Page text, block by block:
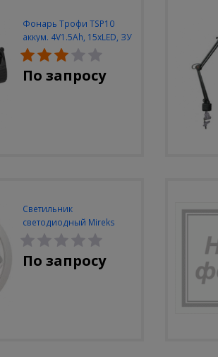
Фонарь Трофи TSP10
аккум. 4V1.5Ah, 15xLED, ЗУ
вилка 220V
По запросу
Светильник
светодиодный Mireks
С-310-80-S (5W/4000-
5000K/500lm/датчик
движения)
По запросу